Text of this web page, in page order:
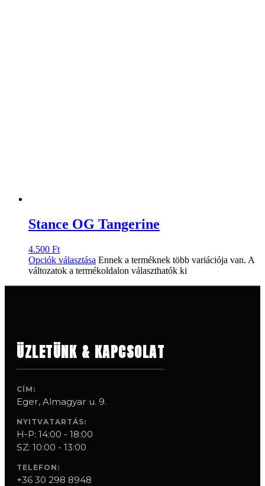
Stance OG Tangerine
4.500 Ft
Opciók választása Ennek a terméknek több variációja van. A
változatok a termékoldalon választhatók ki
ÜZLETÜNK & KAPCSOLAT
CÍM:
Eger, Almagyar u. 9.
NYITVATARTÁS:
H-P: 14:00 - 18:00
SZ: 10:00 - 13:00
TELEFON:
+36 30 298 8948